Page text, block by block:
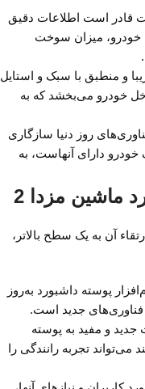
قادر است اطلاعات دقیق
خودرو، میزان سوخت
و منطبق با سبک و استایل
خودرو می‌بخشد که به
روز دنیا سازگاری
خودرو دارای آنهاست، به
ماشین مزدا 2
پوسته داشبورد ماشین مزدا 2 و ارتقاء آن به یک سطح بالاتر،
پوسته داشبورد به‌روز
جدید است.
جدید و مفید به پوسته
می‌تواند تجربه رانندگی را